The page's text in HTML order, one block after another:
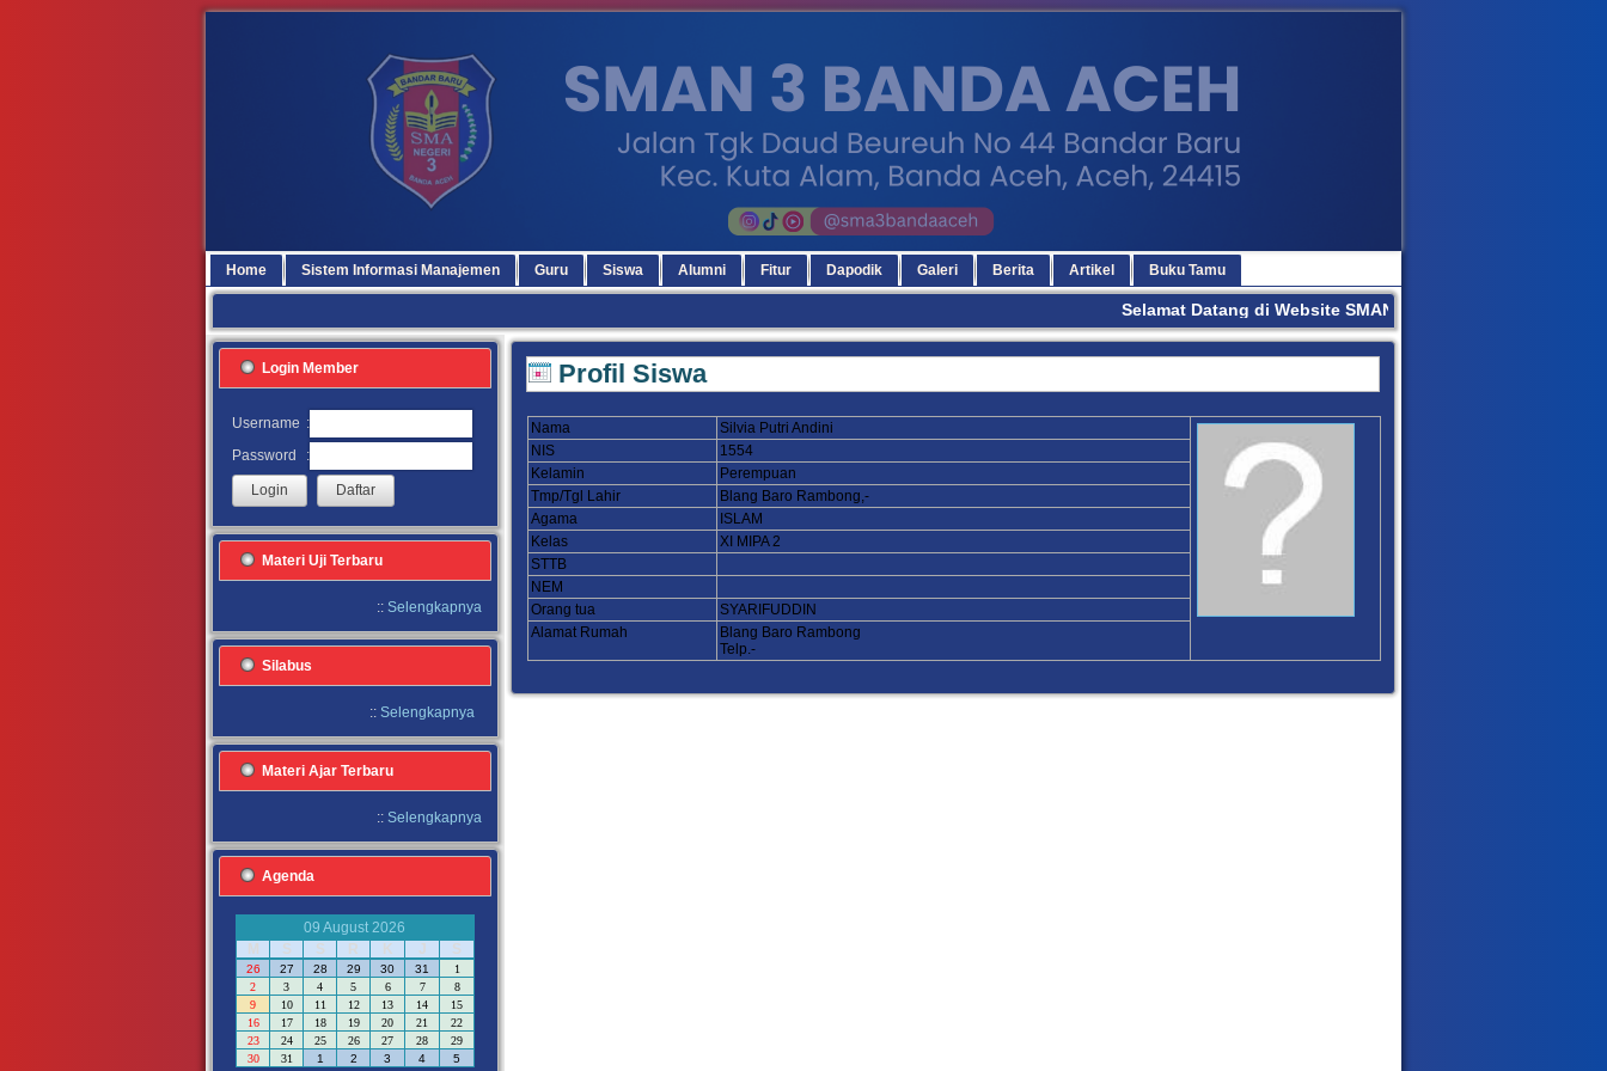
Home Sistem Informasi Manajemen Guru Siswa Alumni Fitur Dapodik Galeri Berita Artikel Buku Tamu
Selamat Datang di Website SMAN 3 BANDA ACEH. Terima
Login Member
Username :
Password
:
Materi Uji Terbaru
:: Selengkapnya
Silabus
:: Selengkapnya
Materi Ajar Terbaru
:: Selengkapnya
Agenda
09 August 2026
M
S S R K J S
26 27 28 29 30 31
1
2
3 4 5 6 7
8
9
10 11 12 13 14
15
16
17 18 19 20 21
22
23
24 25 26 27 28
29
30
31 1 2 3 4 5
Profil Siswa
Nama
Silvia Putri Andini
NIS
1554
Kelamin
Perempuan
Tmp/Tgl Lahir
Blang Baro Rambong,-
Agama
ISLAM
Kelas
XI MIPA 2
STTB
NEM
Orang tua
SYARIFUDDIN
Alamat Rumah
Blang Baro Rambong
Telp.-